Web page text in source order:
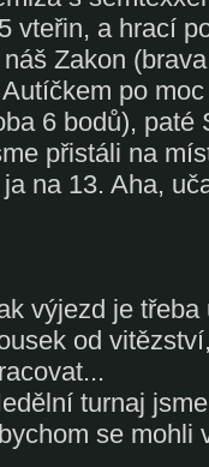
vteřin, a hrací
Zakon
po
6 bodů), paté
přistáli na
ja na 13. Aha,
výjezd je
od
turnaj
se mohli